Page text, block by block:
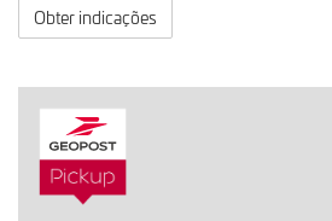
Obter indicações